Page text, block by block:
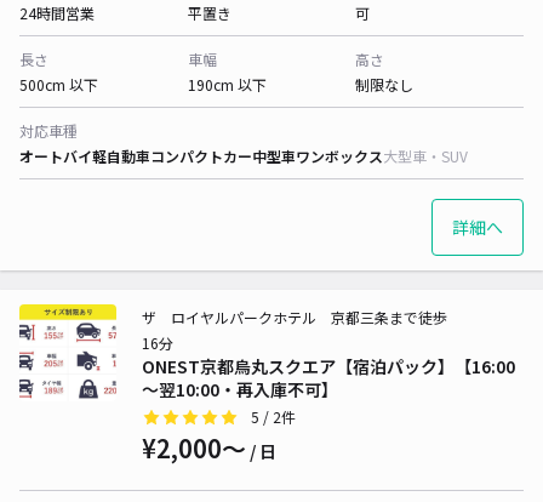
24時間営業
平置き
可
長さ
500cm 以下
車幅
190cm 以下
高さ
制限なし
対応車種
オートバイ軽自動車コンパクトカー中型車ワンボックス大型車・SUV
詳細へ
ONEST京都烏丸スクエア【宿泊パック】【16:00
～翌10:00・再入庫不可】
ザ ロイヤルパークホテル 京都三条まで徒歩
16分
5 / 2件
¥2,000〜 / 日